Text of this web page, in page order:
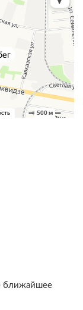
ближайшее